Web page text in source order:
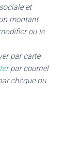
et
montant
ou le
par carte
par courriel
chèque ou